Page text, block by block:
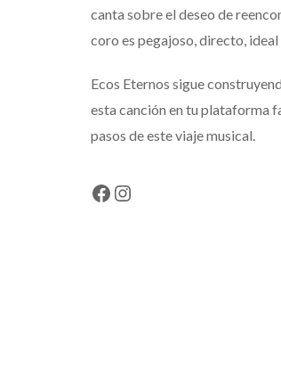
canta sobre el deseo de
coro es pegajoso, directo,
Ecos Eternos sigue
esta canción en tu plataforma
pasos de este viaje musical.
Facebook
Instagram